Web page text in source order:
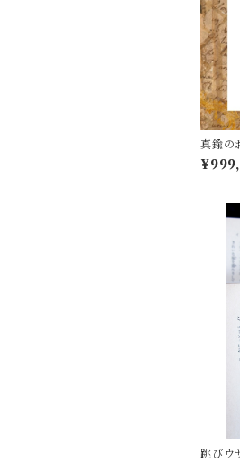
真鍮の
跳びウ